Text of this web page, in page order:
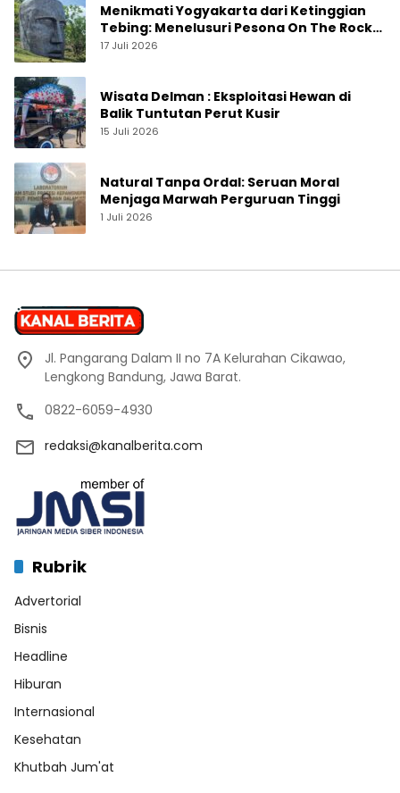
Menikmati Yogyakarta dari Ketinggian
Tebing: Menelusuri Pesona On The Rock
Jogja yang Sedang Naik Daun
17 Juli 2026
Wisata Delman : Eksploitasi Hewan di
Balik Tuntutan Perut Kusir
15 Juli 2026
Natural Tanpa Ordal: Seruan Moral
Menjaga Marwah Perguruan Tinggi
1 Juli 2026
Jl. Pangarang Dalam II no 7A Kelurahan Cikawao,
Lengkong Bandung, Jawa Barat.
0822-6059-4930
redaksi@kanalberita.com
Rubrik
Advertorial
Bisnis
Headline
Hiburan
Internasional
Kesehatan
Khutbah Jum'at